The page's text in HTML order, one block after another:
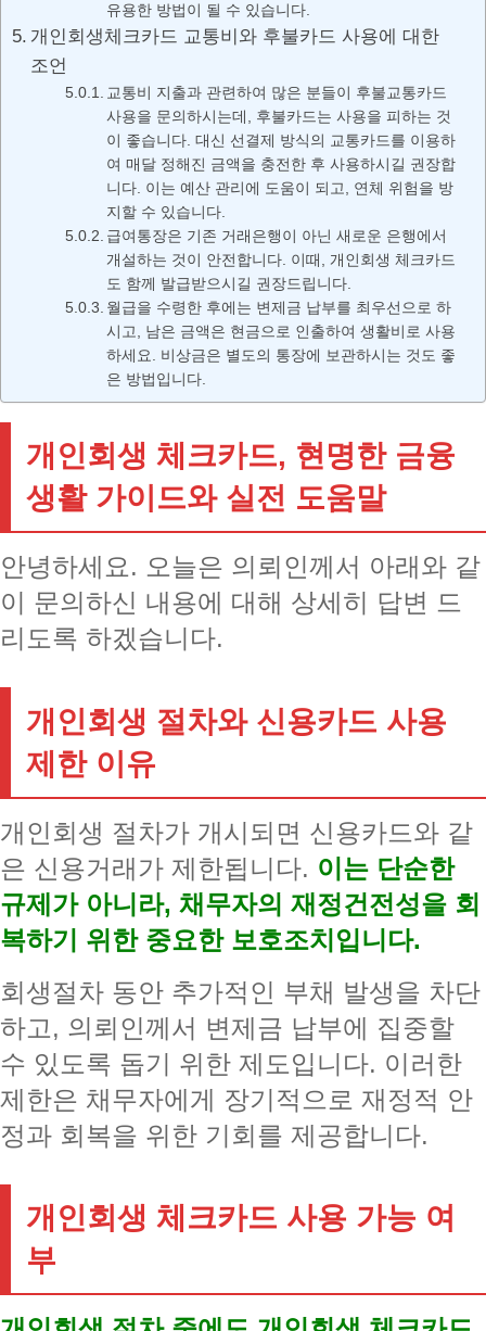
유용한 방법이 될 수 있습니다.
개인회생체크카드 교통비와 후불카드 사용에 대한
조언
교통비 지출과 관련하여 많은 분들이 후불교통카드
사용을 문의하시는데, 후불카드는 사용을 피하는 것
이 좋습니다. 대신 선결제 방식의 교통카드를 이용하
여 매달 정해진 금액을 충전한 후 사용하시길 권장합
니다. 이는 예산 관리에 도움이 되고, 연체 위험을 방
지할 수 있습니다.
급여통장은 기존 거래은행이 아닌 새로운 은행에서
개설하는 것이 안전합니다. 이때, 개인회생 체크카드
도 함께 발급받으시길 권장드립니다.
월급을 수령한 후에는 변제금 납부를 최우선으로 하
시고, 남은 금액은 현금으로 인출하여 생활비로 사용
하세요. 비상금은 별도의 통장에 보관하시는 것도 좋
은 방법입니다.
개인회생 체크카드, 현명한 금융
생활 가이드와 실전 도움말
안녕하세요. 오늘은 의뢰인께서 아래와 같
이 문의하신 내용에 대해 상세히 답변 드
리도록 하겠습니다.
개인회생 절차와 신용카드 사용
제한 이유
개인회생 절차가 개시되면 신용카드와 같
은 신용거래가 제한됩니다. 이는 단순한
규제가 아니라, 채무자의 재정건전성을 회
복하기 위한 중요한 보호조치입니다.
회생절차 동안 추가적인 부채 발생을 차단
하고, 의뢰인께서 변제금 납부에 집중할
수 있도록 돕기 위한 제도입니다. 이러한
제한은 채무자에게 장기적으로 재정적 안
정과 회복을 위한 기회를 제공합니다.
개인회생 체크카드 사용 가능 여
부